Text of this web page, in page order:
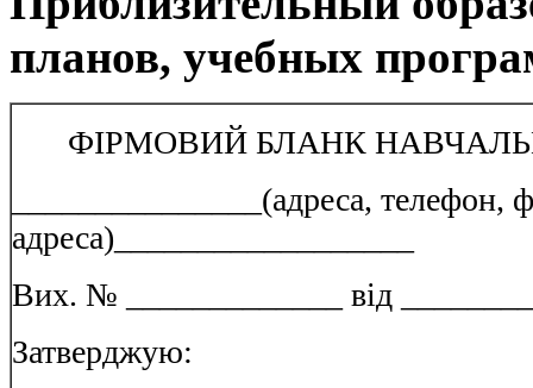
планов, учебных
ФІРМОВИЙ БЛАНК
_______________(адреса, телефон,
адреса)__________________
Вих. № _____________ від
Затверджую: